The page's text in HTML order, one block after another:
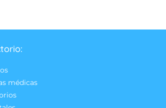
médicas